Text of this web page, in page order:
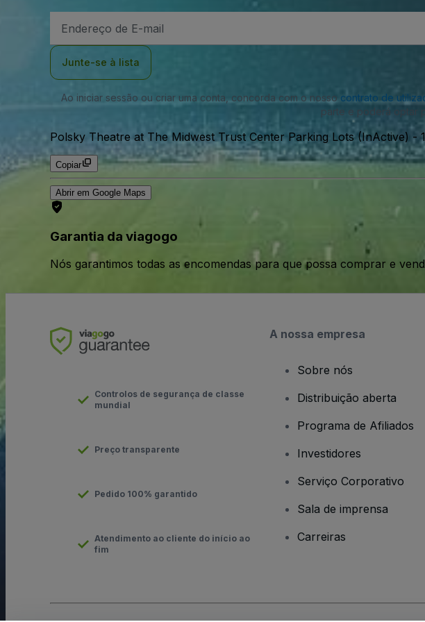
de
Junte-se à lista
Ao iniciar sessão ou criar uma conta, concorda com o nosso contrato de
parte e poderá optar
Polsky Theatre at The Midwest Trust Center Parking Lots (InActive) -
Copiar
Abrir em Google Maps
Garantia da viagogo
Nós garantimos todas as encomendas para que possa comprar e
Controlos de segurança de classe
mundial
Preço transparente
Pedido 100% garantido
Atendimento ao cliente do início ao
fim
A nossa empresa
Sobre nós
Distribuição aberta
Programa de Afiliados
Investidores
Serviço Corporativo
Sala de imprensa
Carreiras